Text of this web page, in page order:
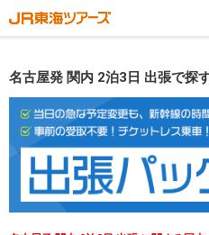
名古屋発 関内 2泊3日 出張で探